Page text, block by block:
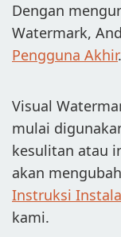
Dengan
Watermark,
Pengguna Akhir.
Visual
mulai
kesulitan atau
akan
Instruksi
kami.